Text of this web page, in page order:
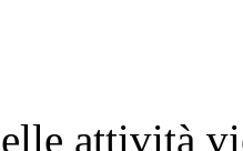
attività